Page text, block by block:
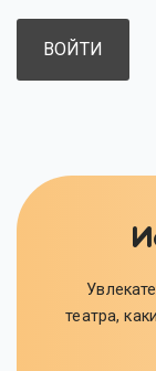
театра,